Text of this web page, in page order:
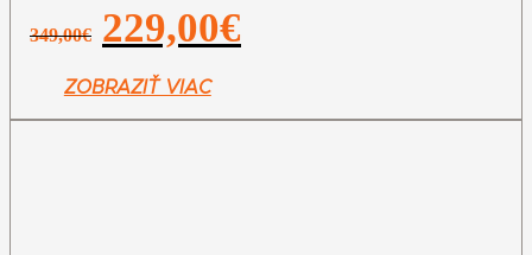
349,00€
Pôvodná
cena
349,00€.
229,00€
ZOBRAZIŤ VIAC